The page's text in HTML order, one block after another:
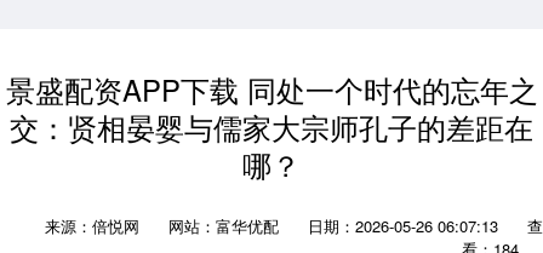
景盛配资APP下载 同处一个时代的忘年之
交：贤相晏婴与儒家大宗师孔子的差距在
哪？
来源：倍悦网 网站：富华优配 日期：2026-05-26 06:07:13
查